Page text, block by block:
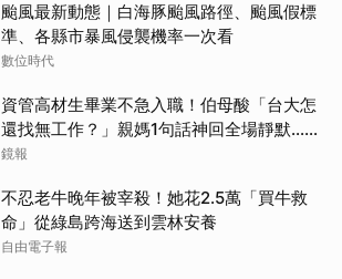
颱風最新動態｜白海豚颱風路徑、颱風假標
準、各縣市暴風侵襲機率一次看
數位時代
資管高材生畢業不急入職！伯母酸「台大怎
還找無工作？」親媽1句話神回全場靜默...網
狂讚療癒
鏡報
不忍老牛晚年被宰殺！她花2.5萬「買牛救
命」從綠島跨海送到雲林安養
自由電子報